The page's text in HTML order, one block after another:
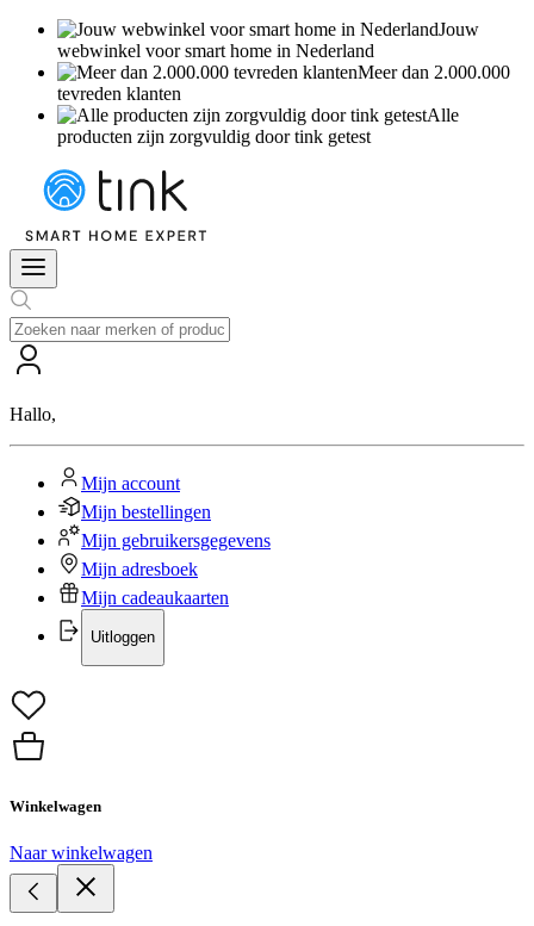
Jouw
webwinkel voor smart home in Nederland
Meer dan 2.000.000
tevreden klanten
Alle
producten zijn zorgvuldig door tink getest
Hallo,
Mijn account
Mijn bestellingen
Mijn gebruikersgegevens
Mijn adresboek
Mijn cadeaukaarten
Uitloggen
Winkelwagen
Naar winkelwagen